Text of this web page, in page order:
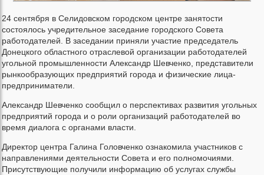
24 сентября в Селидовском городском центре занятости
состоялось учредительное заседание городского Совета
работодателей. В заседании приняли участие председатель
Донецкого областного отраслевой организации работодателей
угольной промышленности Александр Шевченко, представители
рынкообразующих предприятий города и физические лица-
предприниматели.
Александр Шевченко сообщил о перспективах развития угольных
предприятий города и о роли организаций работодателей во
время диалога с органами власти.
Директор центра Галина Головченко ознакомила участников с
направлениями деятельности Совета и его полномочиями.
Присутствующие получили информацию об услугах службы